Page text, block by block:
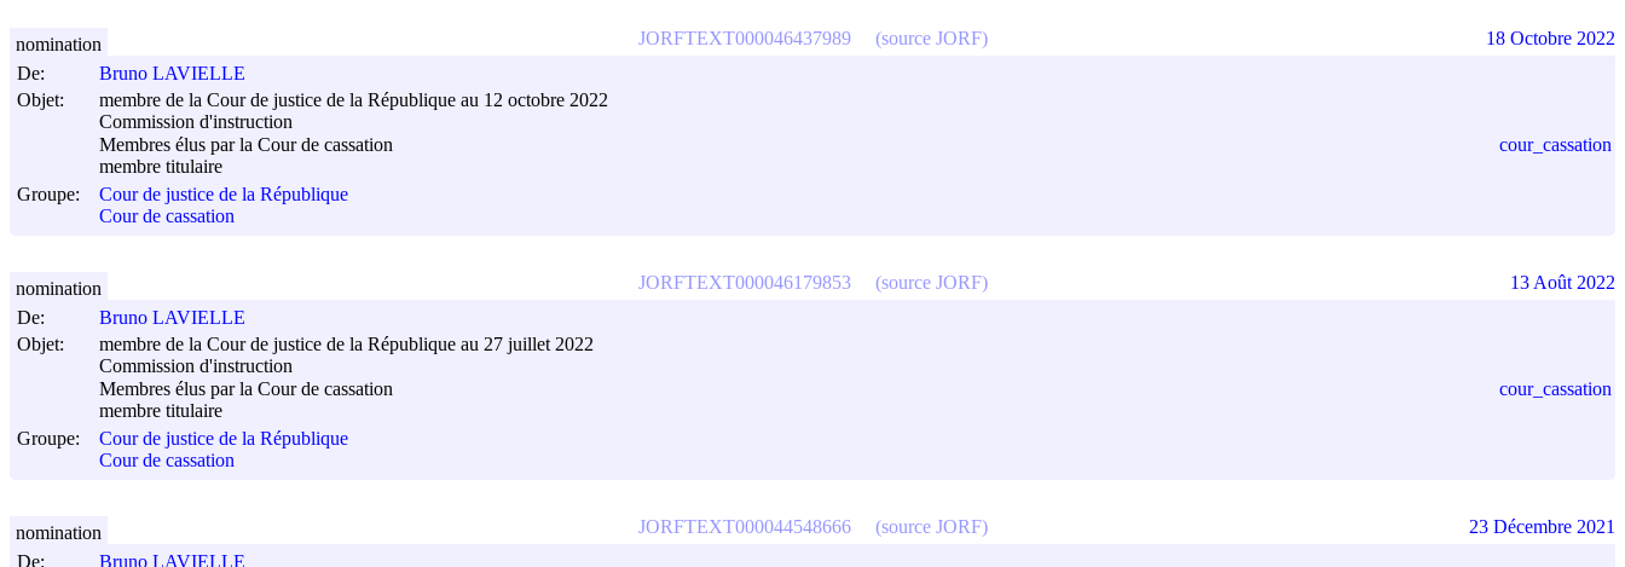
De:
Bruno LAVIELLE
Objet:
membre de la Cour de justice de la République au 12 octobre 2022
Commission d'instruction
Membres élus par la Cour de cassation
membre titulaire
Groupe:
Cour de justice de la République
Cour de cassation
cour_cassation
JORFTEXT000046437989 (source JORF)
nomination 18 Octobre 2022
De:
Bruno LAVIELLE
Objet:
membre de la Cour de justice de la République au 27 juillet 2022
Commission d'instruction
Membres élus par la Cour de cassation
membre titulaire
Groupe:
Cour de justice de la République
Cour de cassation
cour_cassation
JORFTEXT000046179853 (source JORF)
nomination 13 Août 2022
De: Bruno LAVIELLE
JORFTEXT000044548666 (source JORF)
nomination 23 Décembre 2021